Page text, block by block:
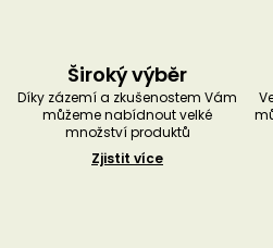
Široký výběr
Díky zázemí a zkušenostem Vám
můžeme nabídnout velké
množství produktů
Zjistit více